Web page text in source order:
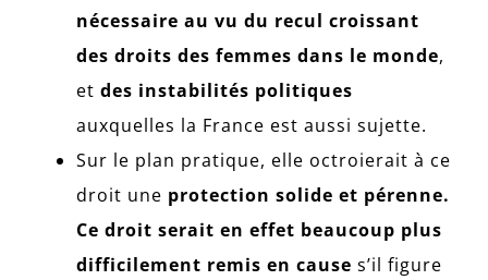
nécessaire au vu du recul croissant
des droits des femmes dans le monde,
et des instabilités politiques
auxquelles la France est aussi sujette.
Sur le plan pratique, elle octroierait à ce
droit une protection solide et pérenne.
Ce droit serait en effet beaucoup plus
difficilement remis en cause s’il figure